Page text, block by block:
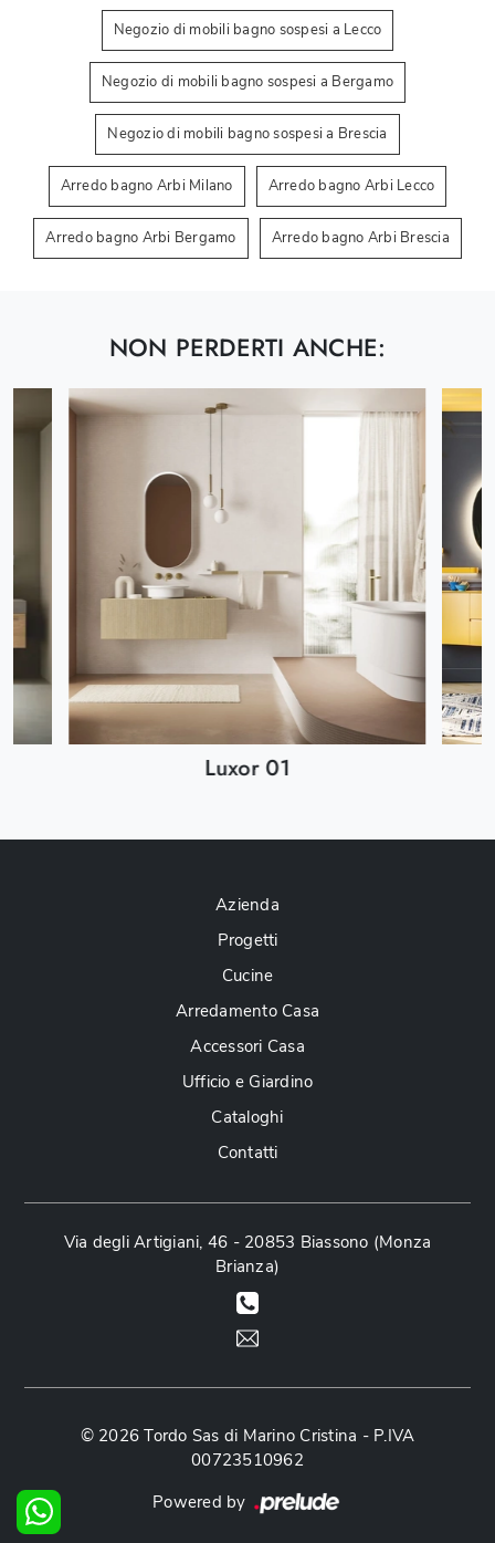
Negozio di mobili bagno sospesi a Lecco
Negozio di mobili bagno sospesi a Bergamo
Negozio di mobili bagno sospesi a Brescia
Arredo bagno Arbi Milano Arredo bagno Arbi Lecco
Arredo bagno Arbi Bergamo Arredo bagno Arbi Brescia
NON PERDERTI ANCHE:
Luxor 01
Azienda
Progetti
Cucine
Arredamento Casa
Accessori Casa
Ufficio e Giardino
Cataloghi
Contatti
Via degli Artigiani, 46 - 20853 Biassono (Monza
Brianza)
© 2026 Tordo Sas di Marino Cristina - P.IVA
00723510962
Powered by